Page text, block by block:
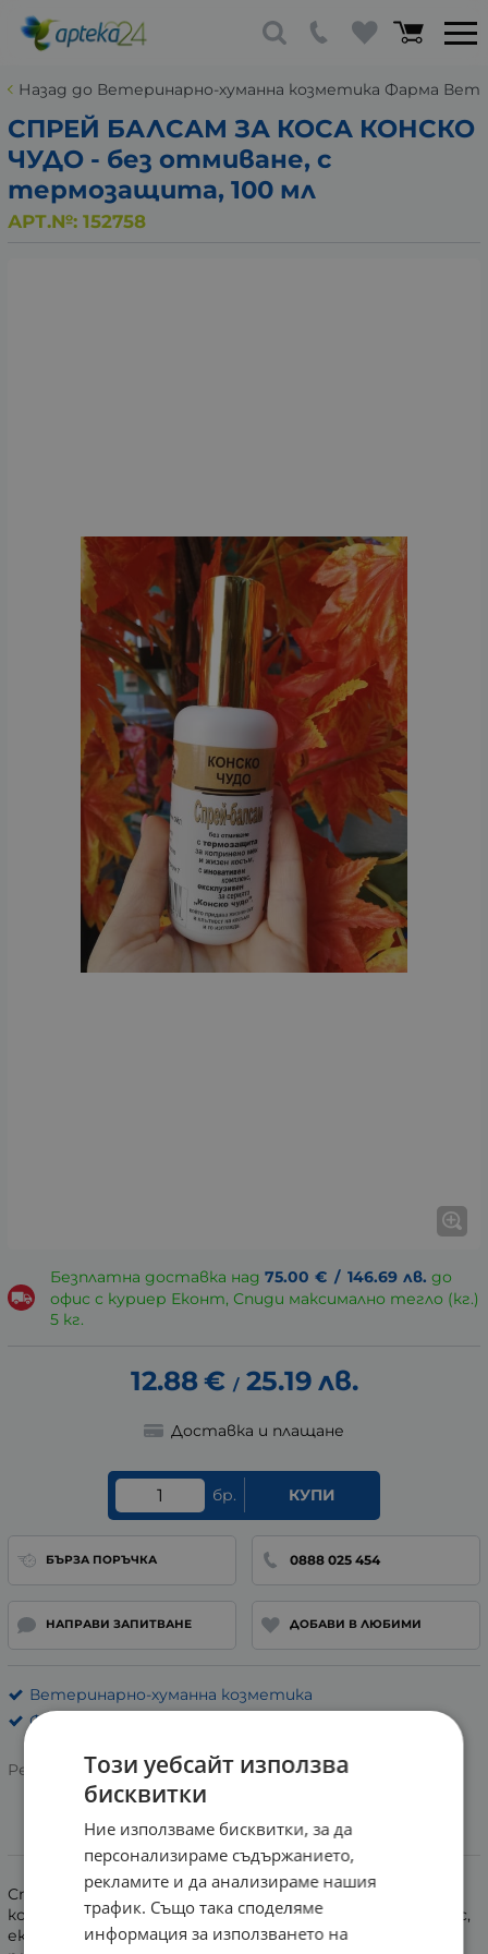
Назад до Ветеринарно-хуманна козметика Фарма Вет
СПРЕЙ БАЛСАМ ЗА КОСА КОНСКО
ЧУДО - без отмиване, с
термозащита, 100 мл
АРТ.№: 152758
Безплатна доставка над 75.00 € / 146.69 лв. до
офис с куриер Еконт, Спиди максимално тегло (кг.)
5 кг.
12.88€ / 25.19 лв.
Доставка и плащане
бр. КУПИ
БЪРЗА ПОРЪЧКА 0888 025 454
НАПРАВИ ЗАПИТВАНЕ ДОБАВИ В ЛЮБИМИ
Ветеринарно-хуманна козметика
Фарма Вет
Рейтинг:
Информация
Спрей-балсам без отмиване, с термозащита, за
копринено мек и жизнен косъм, с иновативен комплекс,
екслузивен за серията "Конско чудо". Придава
Този уебсайт използва
бисквитки
Ние използваме бисквитки, за да
персонализираме съдържанието,
рекламите и да анализираме нашия
трафик. Също така споделяме
информация за използването на